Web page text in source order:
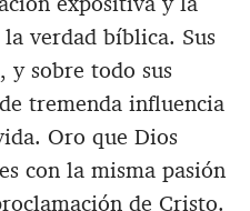
verdad bíblica. Sus
y sobre todo sus
tremenda influencia
Oro que Dios
con la misma pasión
de Cristo.